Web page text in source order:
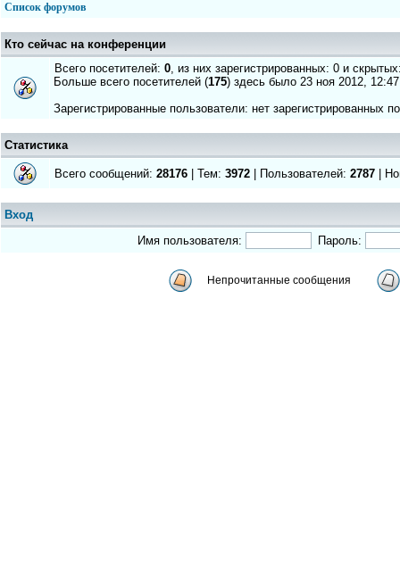
Список форумов
Кто сейчас на конференции
Всего посетителей: 0, из них зарегистрированных: 0 и
Больше всего посетителей (175) здесь было 23 ноя 2012, 12:47
Зарегистрированные пользователи: нет зарегистрированных
Статистика
Всего сообщений: 28176 | Тем: 3972 | Пользователей: 2787 |
Вход
Имя пользователя:
Пароль:
Непрочитанные сообщения